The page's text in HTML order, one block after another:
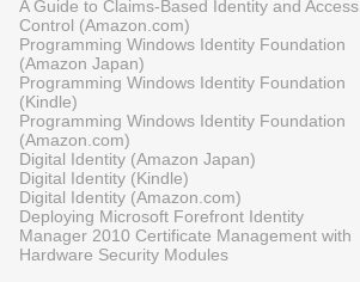
A Guide to Claims-Based Identity and Access
Control (Amazon.com)
Programming Windows Identity Foundation
(Amazon Japan)
Programming Windows Identity Foundation
(Kindle)
Programming Windows Identity Foundation
(Amazon.com)
Digital Identity (Amazon Japan)
Digital Identity (Kindle)
Digital Identity (Amazon.com)
Deploying Microsoft Forefront Identity
Manager 2010 Certificate Management with
Hardware Security Modules